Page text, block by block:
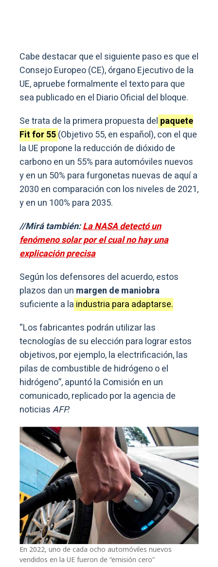
Cabe destacar que el siguiente paso es que el
Consejo Europeo (CE), órgano Ejecutivo de la
UE, apruebe formalmente el texto para que
sea publicado en el Diario Oficial del bloque.
Se trata de la primera propuesta del paquete
Fit for 55(Objetivo 55, en español), con el que
la UE propone la reducción de dióxido de
carbono en un 55% para automóviles nuevos
y en un 50% para furgonetas nuevas de aquí a
2030 en comparación con los niveles de 2021,
y en un 100% para 2035.
//Mirá también:La NASA detectó un
fenómeno solar por el cual no hay una
explicación precisa
Según los defensores del acuerdo, estos
plazos dan un margen de maniobra
suficiente a la industria para adaptarse.
“Los fabricantes podrán utilizar las
tecnologías de su elección para lograr estos
objetivos, por ejemplo, la electrificación, las
pilas de combustible de hidrógeno o el
hidrógeno”, apuntó la Comisión en un
comunicado, replicado por la agencia de
noticiasAFP.
En 2022, uno de cada ocho automóviles nuevos
vendidos en la UE fueron de “emisión cero”